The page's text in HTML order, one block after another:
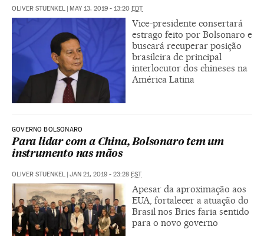
OLIVER STUENKEL | MAY 13, 2019 - 13:20 EDT
Vice-presidente consertará
estrago feito por Bolsonaro e
buscará recuperar posição
brasileira de principal
interlocutor dos chineses na
América Latina
GOVERNO BOLSONARO
Para lidar com a China, Bolsonaro tem um
instrumento nas mãos
OLIVER STUENKEL | JAN 21, 2019 - 23:28 EST
Apesar da aproximação aos
EUA, fortalecer a atuação do
Brasil nos Brics faria sentido
para o novo governo